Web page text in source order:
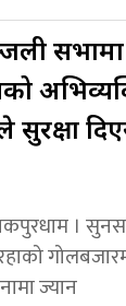
सुरक्षा
।
ज्यान